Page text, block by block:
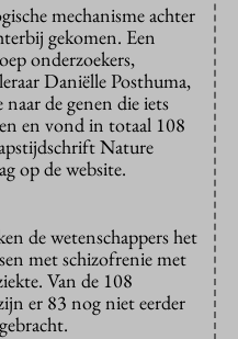
mechanisme achter
gekomen. Een
onderzoekers,
Daniëlle Posthuma,
de genen die iets
en vond in totaal 108
Nature
op de website.
de wetenschappers het
met schizofrenie met
Van de 108
er 83 nog niet eerder